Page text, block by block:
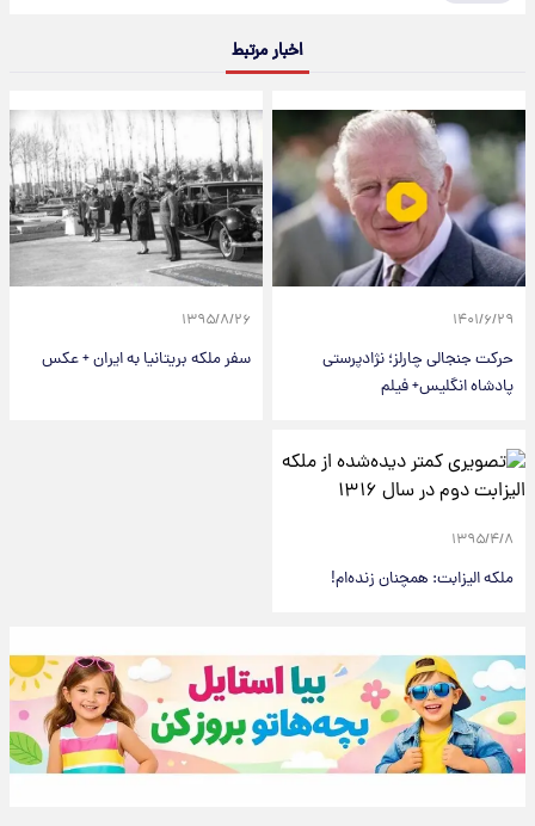
اخبار مرتبط
۱۴۰۱/۶/۲۹
حرکت جنجالی چارلز؛ نژادپرستی
پادشاه انگلیس+ فیلم
۱۳۹۵/۸/۲۶
سفر ملکه بریتانیا به ایران + عکس
۱۳۹۵/۴/۸
ملکه الیزابت: همچنان زنده‌ام!